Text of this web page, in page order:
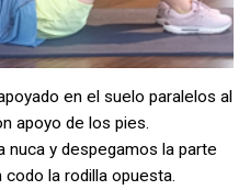
en el suelo paralelos al
apoyo de los pies.
y despegamos la parte
la rodilla opuesta.